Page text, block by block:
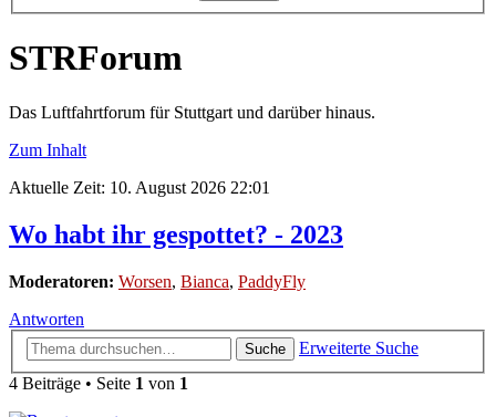
STRForum
Das Luftfahrtforum für Stuttgart und darüber hinaus.
Zum Inhalt
Aktuelle Zeit: 10. August 2026 22:01
Wo habt ihr gespottet? - 2023
Moderatoren: Worsen, Bianca, PaddyFly
Antworten
Suche
Erweiterte Suche
4 Beiträge • Seite 1 von 1